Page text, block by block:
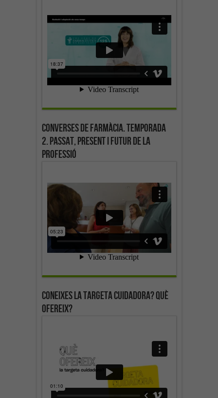
Converses de farmàcia. Temporada
2. Passat, present i futur de la
professió
Coneixes la targeta cuidadora? Què
ofereix?